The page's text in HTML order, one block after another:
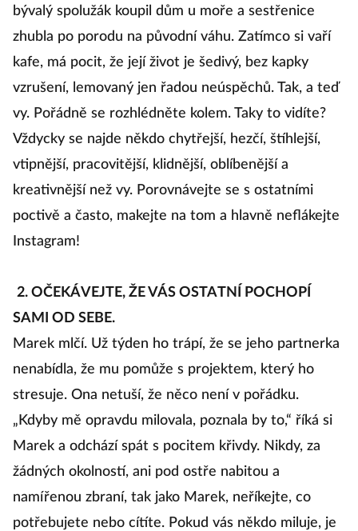
bývalý spolužák koupil dům u moře a sestřenice
zhubla po porodu na původní váhu. Zatímco si vaří
kafe, má pocit, že její život je šedivý, bez kapky
vzrušení, lemovaný jen řadou neúspěchů. Tak, a teď
vy. Pořádně se rozhlédněte kolem. Taky to vidíte?
Vždycky se najde někdo chytřejší, hezčí, štíhlejší,
vtipnější, pracovitější, klidnější, oblíbenější a
kreativnější než vy. Porovnávejte se s ostatními
poctivě a často, makejte na tom a hlavně neflákejte
Instagram!
2. OČEKÁVEJTE, ŽE VÁS OSTATNÍ POCHOPÍ
SAMI OD SEBE.
Marek mlčí. Už týden ho trápí, že se jeho partnerka
nenabídla, že mu pomůže s projektem, který ho
stresuje. Ona netuší, že něco není v pořádku.
„Kdyby mě opravdu milovala, poznala by to,“ říká si
Marek a odchází spát s pocitem křivdy. Nikdy, za
žádných okolností, ani pod ostře nabitou a
namířenou zbraní, tak jako Marek, neříkejte, co
potřebujete nebo cítíte. Pokud vás někdo miluje, je